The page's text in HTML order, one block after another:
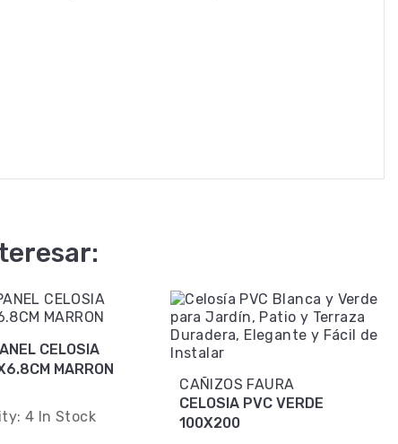
CELOSIA
MARRON
4 In Stock
CAÑIZOS FAURA
CELOSIA PVC VERDE
100X200